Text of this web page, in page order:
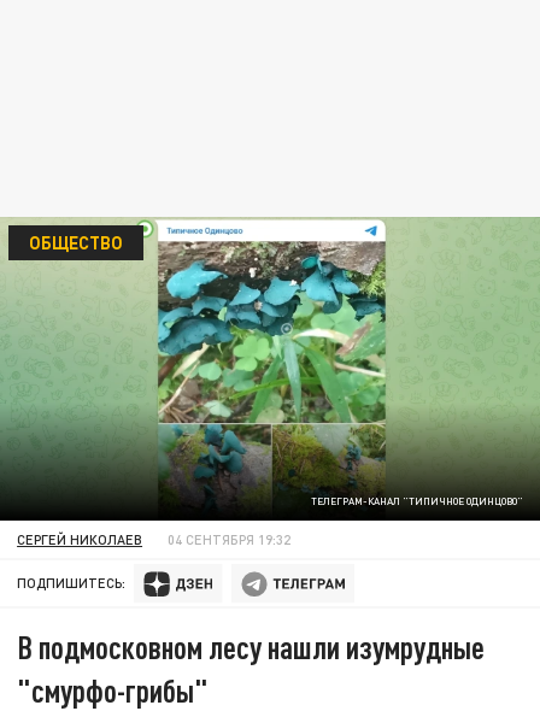
ТЕЛЕГРАМ-КАНАЛ "ТИПИЧНОЕ ОДИНЦОВО"
ОБЩЕСТВО
СЕРГЕЙ НИКОЛАЕВ 04 СЕНТЯБРЯ 19:32
ПОДПИШИТЕСЬ:
В подмосковном лесу нашли изумрудные
"смурфо-грибы"